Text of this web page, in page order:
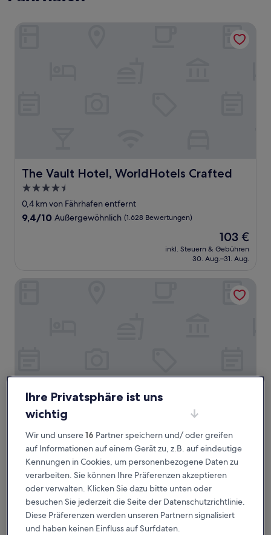
The Vault Hotel, WorldHotels Crafted
The Vault Hotel, WorldHotels Crafted
4.5-
Sterne-
Unterkunft
0,4 km von Fährhafen entfernt
9.4
9,4/10 Außergewöhnlich (1.628 Bewertungen)
Der
Preis
beträgt
103 €
inkl. Steuern & Gebühren
30. Aug.–31. Aug.
Elite Hotel Mollberg
4.0-
Sterne-
Unterkunft
0,4 km von Fährhafen entfernt
9.2
von
10,
Wunderbar,
(1.406
Bewertungen)
9,2/10 Wunderbar (1.406 Bewertungen)
Preis
beträgt
inkl. Steuern & Gebühren
6. Sept.–7. Sept.
Ihre Privatsphäre ist uns
wichtig
Wir und unsere16 Partner speichern und/ oder greifen
auf Informationen auf einem Gerät zu, z.B. auf eindeutige
Kennungen in Cookies, um personenbezogene Daten zu
verarbeiten. Sie können Ihre Präferenzen akzeptieren
oder verwalten. Klicken Sie dazu bitte unten oder
besuchen Sie jederzeit die Seite der Datenschutzrichtlinie.
Diese Präferenzen werden unseren Partnern signalisiert
und haben keinen Einfluss auf Surfdaten.